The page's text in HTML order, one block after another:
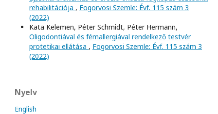
rehabilitációja , Fogorvosi Szemle: Évf. 115 szám 3
(2022)
Kata Kelemen, Péter Schmidt, Péter Hermann,
Oligodontiával és fémallergiával rendelkező testvér
protetikai ellátása , Fogorvosi Szemle: Évf. 115 szám 3
(2022)
Nyelv
English